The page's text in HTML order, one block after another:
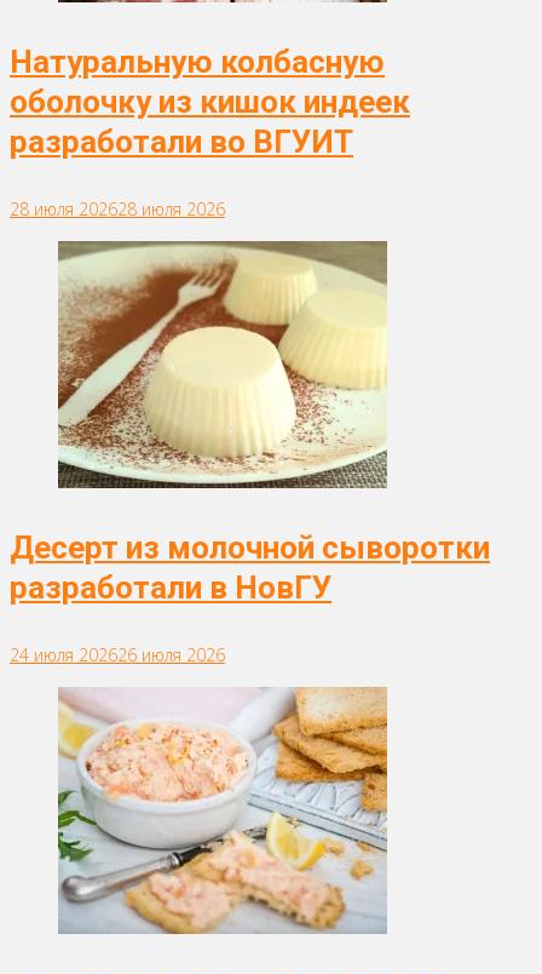
Натуральную колбасную
оболочку из кишок индеек
разработали во ВГУИТ
28 июля 202628 июля 2026
Десерт из молочной сыворотки
разработали в НовГУ
24 июля 202626 июля 2026